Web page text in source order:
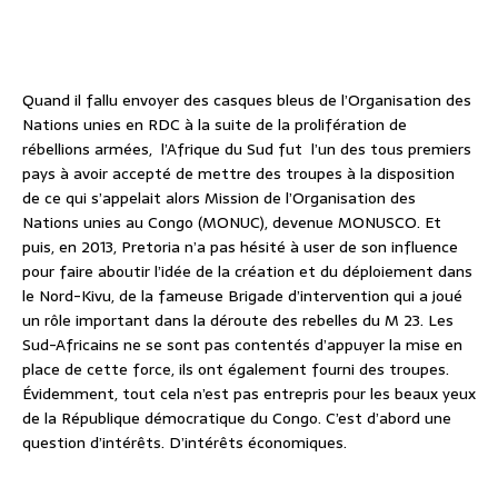
Quand il fallu envoyer des casques bleus de l’Organisation des
Nations unies en RDC à la suite de la prolifération de
rébellions armées, l’Afrique du Sud fut l’un des tous premiers
pays à avoir accepté de mettre des troupes à la disposition
de ce qui s’appelait alors Mission de l’Organisation des
Nations unies au Congo (MONUC), devenue MONUSCO. Et
puis, en 2013, Pretoria n’a pas hésité à user de son influence
pour faire aboutir l’idée de la création et du déploiement dans
le Nord-Kivu, de la fameuse Brigade d’intervention qui a joué
un rôle important dans la déroute des rebelles du M 23. Les
Sud-Africains ne se sont pas contentés d’appuyer la mise en
place de cette force, ils ont également fourni des troupes.
Évidemment, tout cela n’est pas entrepris pour les beaux yeux
de la République démocratique du Congo. C’est d’abord une
question d’intérêts. D’intérêts économiques.